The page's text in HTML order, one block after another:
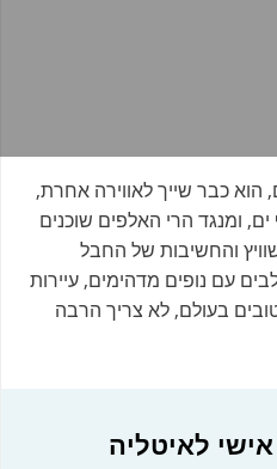
הוא כבר שייך לאווירה אחרת,
ומנגד הרי האלפים שוכנים
והחשיבות של החבל
עם נופים מדהימים, עיירות
בעולם, לא צריך הרבה
לאיטליה